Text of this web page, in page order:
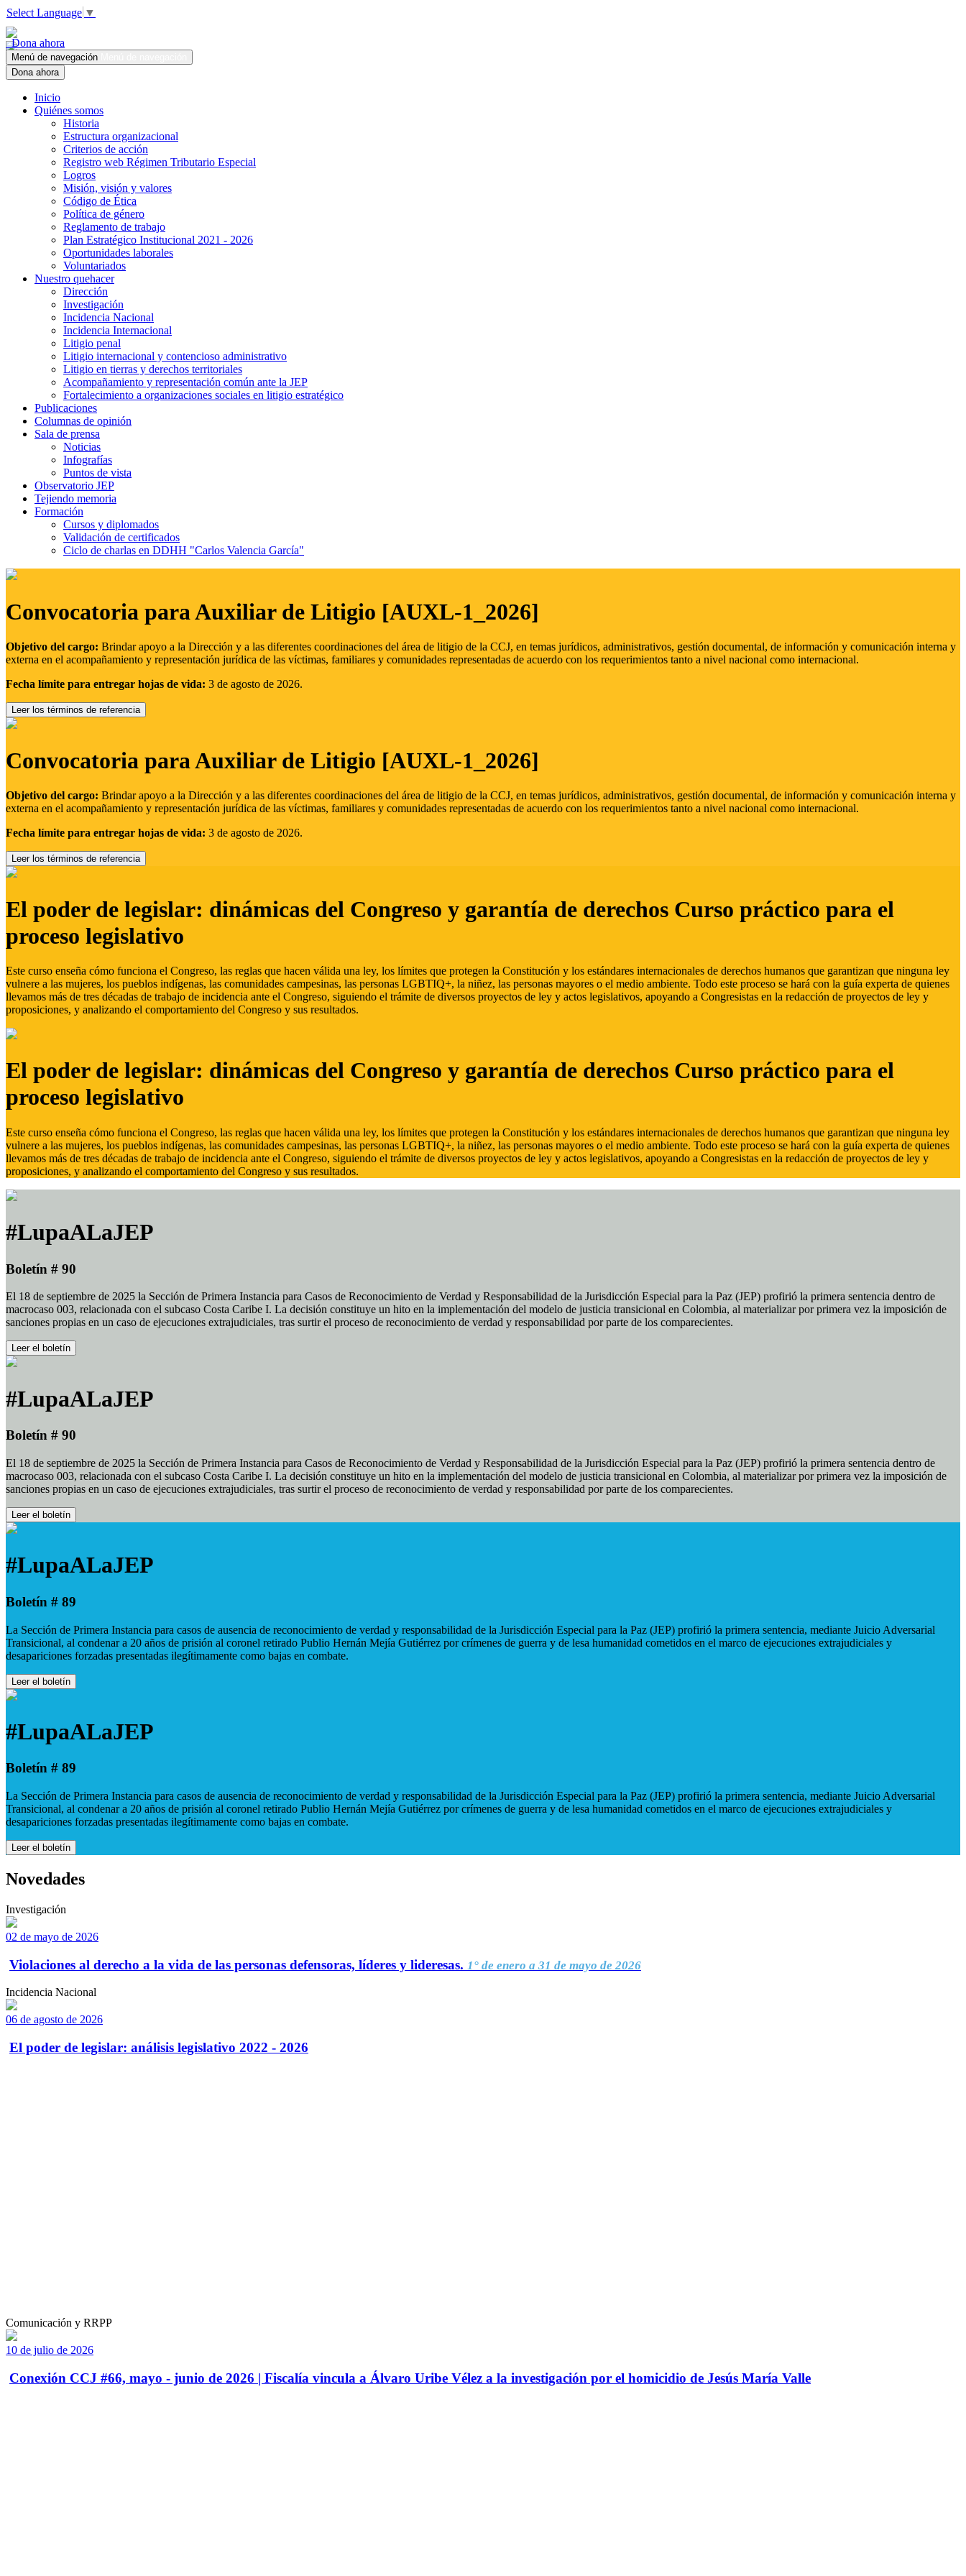
Select Language ▼
Dona ahora
Menú de navegación
Dona ahora
Inicio
Quiénes somos
Historia
Estructura organizacional
Criterios de acción
Registro web Régimen Tributario Especial
Logros
Misión, visión y valores
Código de Ética
Política de género
Reglamento de trabajo
Plan Estratégico Institucional 2021 - 2026
Oportunidades laborales
Voluntariados
Nuestro quehacer
Dirección
Investigación
Incidencia Nacional
Incidencia Internacional
Litigio penal
Litigio internacional y contencioso administrativo
Litigio en tierras y derechos territoriales
Acompañamiento y representación común ante la JEP
Fortalecimiento a organizaciones sociales en litigio estratégico
Publicaciones
Columnas de opinión
Sala de prensa
Noticias
Infografías
Puntos de vista
Observatorio JEP
Tejiendo memoria
Formación
Cursos y diplomados
Validación de certificados
Ciclo de charlas en DDHH "Carlos Valencia García"
Convocatoria para Auxiliar de Litigio [AUXL-1_2026]
Objetivo del cargo: Brindar apoyo a la Dirección y a las diferentes coordinaciones del área de litigio de la CCJ, en temas jurídicos, administrativos, gestión documental, de información y comunicación interna y
externa en el acompañamiento y representación jurídica de las víctimas, familiares y comunidades representadas de acuerdo con los requerimientos tanto a nivel nacional como internacional.
Fecha límite para entregar hojas de vida: 3 de agosto de 2026.
Leer los términos de referencia
Convocatoria para Auxiliar de Litigio [AUXL-1_2026]
Objetivo del cargo: Brindar apoyo a la Dirección y a las diferentes coordinaciones del área de litigio de la CCJ, en temas jurídicos, administrativos, gestión documental, de información y comunicación interna y
externa en el acompañamiento y representación jurídica de las víctimas, familiares y comunidades representadas de acuerdo con los requerimientos tanto a nivel nacional como internacional.
Fecha límite para entregar hojas de vida: 3 de agosto de 2026.
Leer los términos de referencia
El poder de legislar: dinámicas del Congreso y garantía de derechos Curso práctico para el
proceso legislativo
Este curso enseña cómo funciona el Congreso, las reglas que hacen válida una ley, los límites que protegen la Constitución y los estándares internacionales de derechos humanos que garantizan que ninguna ley
vulnere a las mujeres, los pueblos indígenas, las comunidades campesinas, las personas LGBTIQ+, la niñez, las personas mayores o el medio ambiente. Todo este proceso se hará con la guía experta de quienes
llevamos más de tres décadas de trabajo de incidencia ante el Congreso, siguiendo el trámite de diversos proyectos de ley y actos legislativos, apoyando a Congresistas en la redacción de proyectos de ley y
proposiciones, y analizando el comportamiento del Congreso y sus resultados.
El poder de legislar: dinámicas del Congreso y garantía de derechos Curso práctico para el
proceso legislativo
Este curso enseña cómo funciona el Congreso, las reglas que hacen válida una ley, los límites que protegen la Constitución y los estándares internacionales de derechos humanos que garantizan que ninguna ley
vulnere a las mujeres, los pueblos indígenas, las comunidades campesinas, las personas LGBTIQ+, la niñez, las personas mayores o el medio ambiente. Todo este proceso se hará con la guía experta de quienes
llevamos más de tres décadas de trabajo de incidencia ante el Congreso, siguiendo el trámite de diversos proyectos de ley y actos legislativos, apoyando a Congresistas en la redacción de proyectos de ley y
proposiciones, y analizando el comportamiento del Congreso y sus resultados.
#LupaALaJEP
Boletín # 90
El 18 de septiembre de 2025 la Sección de Primera Instancia para Casos de Reconocimiento de Verdad y Responsabilidad de la Jurisdicción Especial para la Paz (JEP) profirió la primera sentencia dentro de
macrocaso 003, relacionada con el subcaso Costa Caribe I. La decisión constituye un hito en la implementación del modelo de justicia transicional en Colombia, al materializar por primera vez la imposición de
sanciones propias en un caso de ejecuciones extrajudiciales, tras surtir el proceso de reconocimiento de verdad y responsabilidad por parte de los comparecientes.
Leer el boletín
#LupaALaJEP
Boletín # 90
El 18 de septiembre de 2025 la Sección de Primera Instancia para Casos de Reconocimiento de Verdad y Responsabilidad de la Jurisdicción Especial para la Paz (JEP) profirió la primera sentencia dentro de
macrocaso 003, relacionada con el subcaso Costa Caribe I. La decisión constituye un hito en la implementación del modelo de justicia transicional en Colombia, al materializar por primera vez la imposición de
sanciones propias en un caso de ejecuciones extrajudiciales, tras surtir el proceso de reconocimiento de verdad y responsabilidad por parte de los comparecientes.
Leer el boletín
#LupaALaJEP
Boletín # 89
La Sección de Primera Instancia para casos de ausencia de reconocimiento de verdad y responsabilidad de la Jurisdicción Especial para la Paz (JEP) profirió la primera sentencia, mediante Juicio Adversarial
Transicional, al condenar a 20 años de prisión al coronel retirado Publio Hernán Mejía Gutiérrez por crímenes de guerra y de lesa humanidad cometidos en el marco de ejecuciones extrajudiciales y
desapariciones forzadas presentadas ilegítimamente como bajas en combate.
Leer el boletín
#LupaALaJEP
Boletín # 89
La Sección de Primera Instancia para casos de ausencia de reconocimiento de verdad y responsabilidad de la Jurisdicción Especial para la Paz (JEP) profirió la primera sentencia, mediante Juicio Adversarial
Transicional, al condenar a 20 años de prisión al coronel retirado Publio Hernán Mejía Gutiérrez por crímenes de guerra y de lesa humanidad cometidos en el marco de ejecuciones extrajudiciales y
desapariciones forzadas presentadas ilegítimamente como bajas en combate.
Leer el boletín
Novedades
Investigación
02 de mayo de 2026
Violaciones al derecho a la vida de las personas defensoras, líderes y lideresas. 1° de enero a 31 de mayo de 2026
Incidencia Nacional
06 de agosto de 2026
El poder de legislar: análisis legislativo 2022 - 2026
Comunicación y RRPP
10 de julio de 2026
Conexión CCJ #66, mayo - junio de 2026 | Fiscalía vincula a Álvaro Uribe Vélez a la investigación por el homicidio de Jesús María Valle